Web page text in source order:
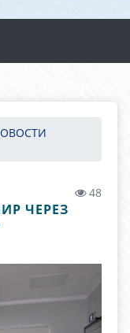
48
ЧЕРЕЗ